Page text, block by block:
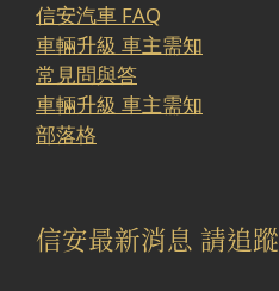
信安汽車 FAQ
車輛升級 車主需知
常見問與答
車輛升級 車主需知
部落格
信安最新消息 請追蹤